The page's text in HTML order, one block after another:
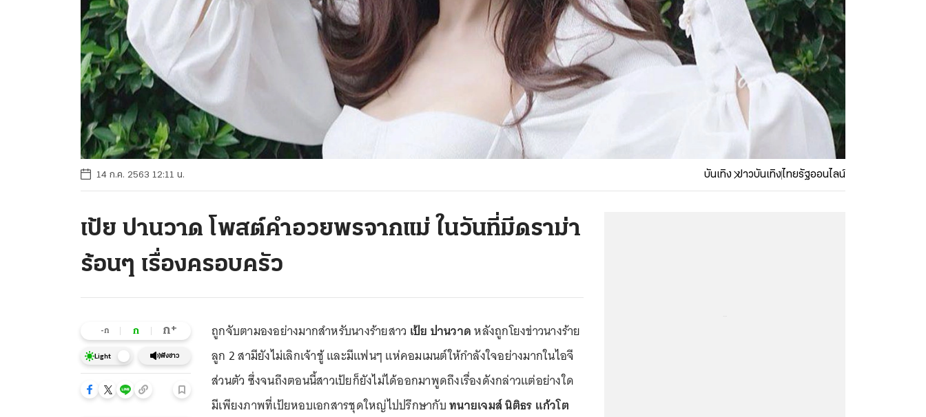
14 ก.ค. 2563 12:11 น. บันเทิง ข่าวบันเทิงไทยรัฐออนไลน์
เป้ย ปานวาด โพสต์คำอวยพรจากแม่ ในวันที่มีดราม่า
ร้อนๆ เรื่องครอบครัว
-ก ก ก+
Light ฟังข่าว
ถูกจับตามองอย่างมากสำหรับนางร้ายสาว เป้ย ปานวาดหลังถูกโยงข่าวนางร้าย
ลูก 2 สามียังไม่เลิกเจ้าชู้ และมีแฟนๆ แห่คอมเมนต์ให้กำลังใจอย่างมากในไอจี
ส่วนตัว ซึ่งจนถึงตอนนี้สาวเป้ยก็ยังไม่ได้ออกมาพูดถึงเรื่องดังกล่าวแต่อย่างใด
มีเพียงภาพที่เป้ยหอบเอกสารชุดใหญ่ไปปรึกษากับทนายเจมส์ นิติธร แก้วโต